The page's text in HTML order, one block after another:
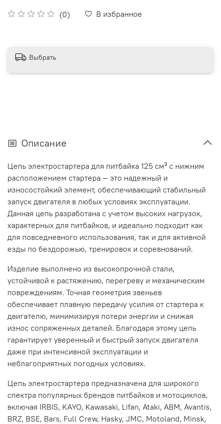
(0) В избранное
Выбрать
Описание
Цепь электростартера для питбайка 125 см³ с нижним
расположением стартера — это надежный и
износостойкий элемент, обеспечивающий стабильный
запуск двигателя в любых условиях эксплуатации.
Данная цепь разработана с учетом высоких нагрузок,
характерных для питбайков, и идеально подходит как
для повседневного использования, так и для активной
езды по бездорожью, тренировок и соревнований.
Изделие выполнено из высокопрочной стали,
устойчивой к растяжению, перегреву и механическим
повреждениям. Точная геометрия звеньев
обеспечивает плавную передачу усилия от стартера к
двигателю, минимизируя потери энергии и снижая
износ сопряженных деталей. Благодаря этому цепь
гарантирует уверенный и быстрый запуск двигателя
даже при интенсивной эксплуатации и
неблагоприятных погодных условиях.
Цепь электростартера предназначена для широкого
спектра популярных брендов питбайков и мотоциклов,
включая IRBIS, KAYO, Kawasaki, Lifan, Ataki, ABM, Avantis,
BRZ, BSE, Bars, Full Crew, Hasky, JMC, Motoland, Minsk,